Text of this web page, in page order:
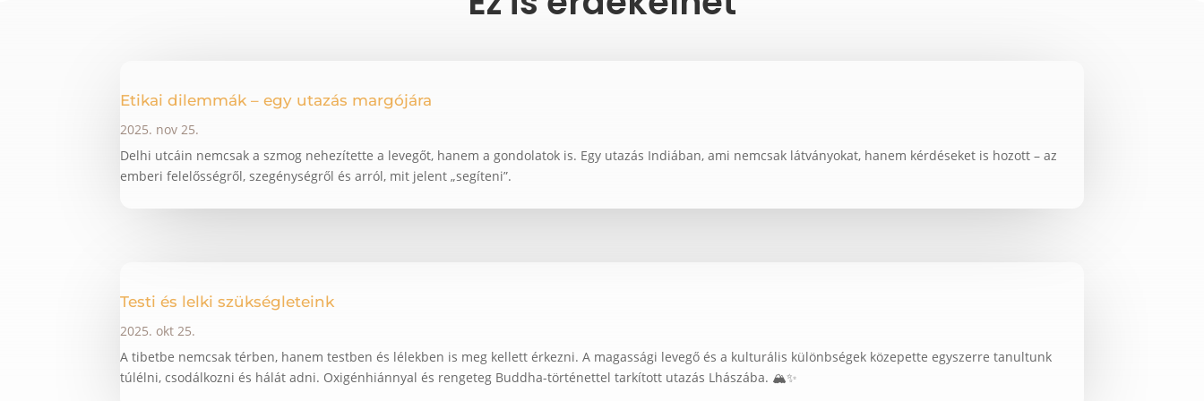
Etikai dilemmák – egy utazás margójára
2025. nov 25.
Delhi utcáin nemcsak a szmog nehezítette a levegőt, hanem a gondolatok is. Egy utazás Indiában, ami nemcsak látványokat, hanem kérdéseket is hozott – az
emberi felelősségről, szegénységről és arról, mit jelent „segíteni”.
Testi és lelki szükségleteink
2025. okt 25.
A tibetbe nemcsak térben, hanem testben és lélekben is meg kellett érkezni. A magassági levegő és a kulturális különbségek közepette egyszerre tanultunk
túlélni, csodálkozni és hálát adni. Oxigénhiánnyal és rengeteg Buddha-történettel tarkított utazás Lhászába. 🏔️✨